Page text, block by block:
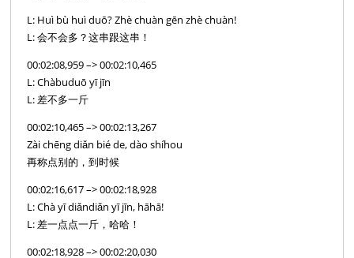
L: Huì bù huì duō? Zhè chuàn gēn zhè chuàn!
L: 会不会多？这串跟这串！
00:02:08,959 –> 00:02:10,465
L: Chàbuduō yī jīn
L: 差不多一斤
00:02:10,465 –> 00:02:13,267
Zài chēng diǎn bié de, dào shíhou
再称点别的，到时候
00:02:16,617 –> 00:02:18,928
L: Chà yī diǎndiǎn yī jīn, hāhā!
L: 差一点点一斤，哈哈！
00:02:18,928 –> 00:02:20,030